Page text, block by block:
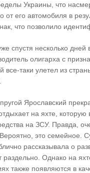
Украины, что
его автомобиля в
что позволило
спустя несколько
олигарха с
все-таки улетел из
Ярославский
на яхте,
на ЗСУ. Правда,
это семейное.
рассказывала о
раздельно. Однако на
также появляются в